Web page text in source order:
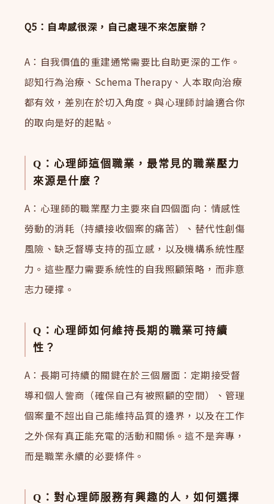
Q5：自卑感很深，自己處理不來怎麼辦？
A：自我價值的重建通常需要比自助更深的工作。
認知行為治療、Schema Therapy、人本取向治療
都有效，差別在於切入角度。與心理師討論適合你
的取向是好的起點。
Q：心理師這個職業，最常見的職業壓力
來源是什麼？
A：心理師的職業壓力主要來自四個面向：情感性
勞動的消耗（持續接收個案的痛苦）、替代性創傷
風險、缺乏督導支持的孤立感，以及機構系統性壓
力。這些壓力需要系統性的自我照顧策略，而非意
志力硬撑。
Q：心理師如何維持長期的職業可持續
性？
A：長期可持續的關鍵在於三個層面：定期接受督
導和個人訾商（確保自己有被照顧的空間）、管理
個案量不超出自己能維持品質的邊界，以及在工作
之外保有真正能充電的活動和關係。這不是奔專，
而是職業永續的必要條件。
Q：對心理師服務有興趣的人，如何選擇